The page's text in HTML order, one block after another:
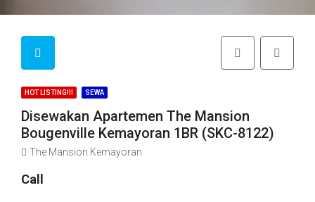
HOT LISTING!!! SEWA
Disewakan Apartemen The Mansion
Bougenville Kemayoran 1BR (SKC-8122)
The Mansion Kemayoran
Call